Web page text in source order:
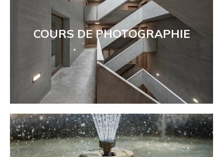
COURS DE PHOTOGRAPHIE